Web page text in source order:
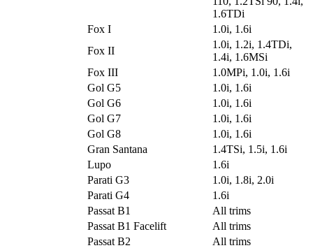
1.6TDi
Fox I
1.0i, 1.6i
Fox II
1.0i, 1.2i, 1.4TDi,
1.4i, 1.6MSi
Fox III
1.0MPi, 1.0i, 1.6i
Gol G5
1.0i, 1.6i
Gol G6
1.0i, 1.6i
Gol G7
1.0i, 1.6i
Gol G8
1.0i, 1.6i
Gran Santana
1.4TSi, 1.5i, 1.6i
Lupo
1.6i
Parati G3
1.0i, 1.8i, 2.0i
Parati G4
1.6i
Passat B1
All trims
Passat B1 Facelift
All trims
Passat B2
All trims